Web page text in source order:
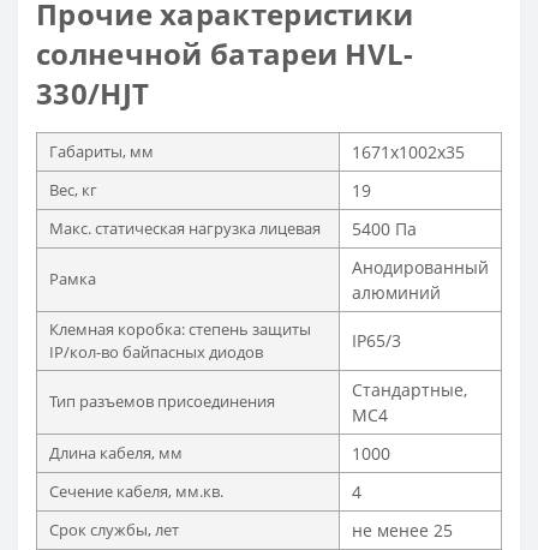
Прочие характеристики
солнечной батареи HVL-
330/HJT
Габариты, мм 1671х1002х35
Вес, кг 19
Макс. статическая нагрузка лицевая 5400 Па
Рамка
Анодированный
алюминий
Клемная коробка: степень защиты
IP/кол-во байпасных диодов
IP65/3
Тип разъемов присоединения
Стандартные,
MC4
Длина кабеля, мм 1000
Сечение кабеля, мм.кв. 4
Срок службы, лет не менее 25